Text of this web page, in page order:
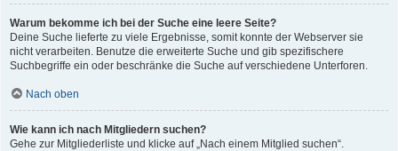
Warum bekomme ich bei der Suche eine leere Seite?
Deine Suche lieferte zu viele Ergebnisse, somit konnte der Webserver sie
nicht verarbeiten. Benutze die erweiterte Suche und gib spezifischere
Suchbegriffe ein oder beschränke die Suche auf verschiedene Unterforen.
Nach oben
Wie kann ich nach Mitgliedern suchen?
Gehe zur Mitgliederliste und klicke auf „Nach einem Mitglied suchen“.